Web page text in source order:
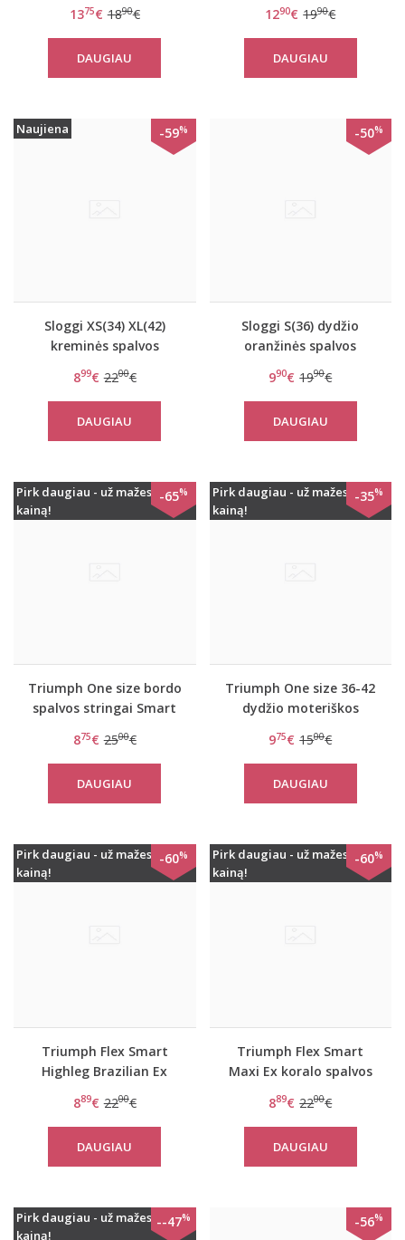
1375€ 1890€
DAUGIAU
string
1290€ 1990€
DAUGIAU
Naujiena -59%
Sloggi XS(34) XL(42)
kreminės spalvos
Hipster
899€ 2200€
DAUGIAU
-50%
Sloggi S(36) dydžio
oranžinės spalvos
String
990€ 1990€
DAUGIAU
Pirk daugiau - už mažesnę
kainą!
-65%
Triumph One size bordo
spalvos stringai Smart
875€ 2500€
DAUGIAU
Pirk daugiau - už mažesnę
kainą!
-35%
Triumph One size 36-42
dydžio moteriškos
975€ 1500€
DAUGIAU
Pirk daugiau - už mažesnę
kainą!
-60%
Triumph Flex Smart
Highleg Brazilian Ex
stringai
889€ 2200€
DAUGIAU
Pirk daugiau - už mažesnę
kainą!
-60%
Triumph Flex Smart
Maxi Ex koralo spalvos
889€ 2200€
DAUGIAU
Pirk daugiau - už mažesnę
kainą!
--47% -56%